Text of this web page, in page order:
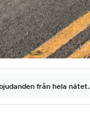
från hela nätet.